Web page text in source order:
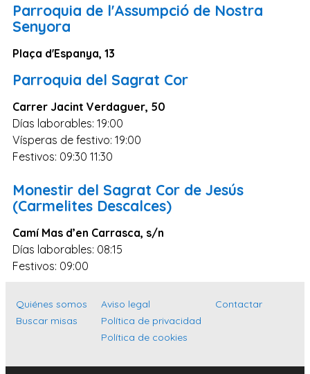
Alicante
Toledo
Vizcaya
Cádiz
Granada
Córdoba
Pontevedra
Huesca
Burgos
Badajoz
Parroquia de l'Assumpció de Nostra
Senyora
Plaça d'Espanya, 13
Parroquia del Sagrat Cor
Carrer Jacint Verdaguer, 50
Días laborables: 19:00
Vísperas de festivo: 19:00
Festivos: 09:30 11:30
Monestir del Sagrat Cor de Jesús
(Carmelites Descalces)
Camí Mas d’en Carrasca, s/n
Días laborables: 08:15
Festivos: 09:00
Quiénes somos
Buscar misas
Aviso legal
Política de privacidad
Política de cookies
Contactar